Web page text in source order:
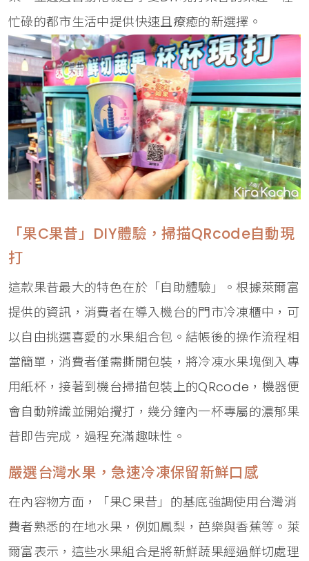
忙碌的都市生活中提供快速且療癒的新選擇。
「果C果昔」DIY體驗，掃描QRcode自動現
打
這款果昔最大的特色在於「自助體驗」。根據萊爾富
提供的資訊，消費者在導入機台的門市冷凍櫃中，可
以自由挑選喜愛的水果組合包。結帳後的操作流程相
當簡單，消費者僅需撕開包裝，將冷凍水果塊倒入專
用紙杯，接著到機台掃描包裝上的QRcode，機器便
會自動辨識並開始攪打，幾分鐘內一杯專屬的濃郁果
昔即告完成，過程充滿趣味性。
嚴選台灣水果，急速冷凍保留新鮮口感
在內容物方面，「果C果昔」的基底強調使用台灣消
費者熟悉的在地水果，例如鳳梨，芭樂與香蕉等。萊
爾富表示，這些水果組合是將新鮮蔬果經過鮮切處理